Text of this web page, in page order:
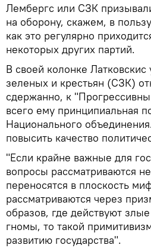
Лембергс или СЗК
на оборону, скажем, в
как это регулярно
некоторых других партий.
В своей колонке
зеленых и крестьян (СЗК)
сдержанно, к
всего ему принципиальная
Национального
повысить качество
"Если крайне важные для
вопросы рассматриваются
переносятся в плоскость
рассматриваются через
образов, где действуют
гномы, то такой
развитию государства".